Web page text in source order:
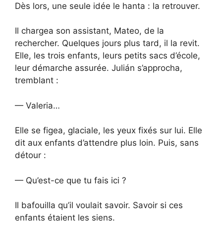
Dès lors, une seule idée le hanta : la retrouver.
Il chargea son assistant, Mateo, de la
rechercher. Quelques jours plus tard, il la revit.
Elle, les trois enfants, leurs petits sacs d’école,
leur démarche assurée. Julián s’approcha,
tremblant :
— Valeria…
Elle se figea, glaciale, les yeux fixés sur lui. Elle
dit aux enfants d’attendre plus loin. Puis, sans
détour :
— Qu’est-ce que tu fais ici ?
Il bafouilla qu’il voulait savoir. Savoir si ces
enfants étaient les siens.